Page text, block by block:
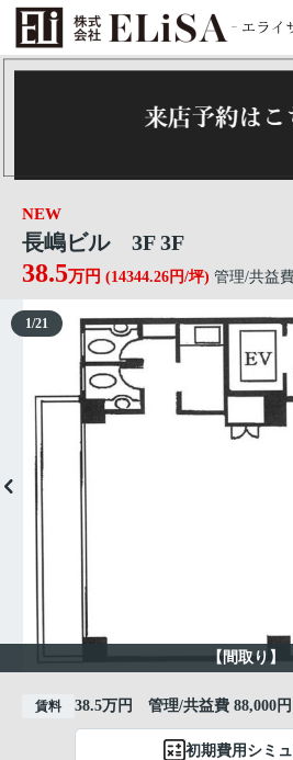
NEW
長嶋ビル 3F 3F
38.5万円 (14344.26円/坪) 管理/共益
【間取り】
1/21
賃料 38.5万円 管理/共益費 88,000円
初期費用シミ